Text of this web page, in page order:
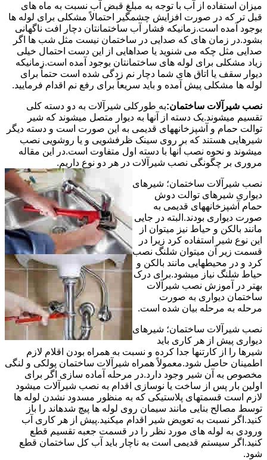
میزان استفاده از آب با توجه به مبلغ قبض آب نسبت به ماه های
قبل تر که در صورت افزایش چشمگیر احتمالاً مشکلی برای لوله ها
بوجود آمده است.زمانیکه فشار آب ساختمانتان دچار افت ناگهانی
بشود.در زمان های که صدایی در ساختمان نیست مثل شب ها اگر
صدایی مثل چکه می شنوید یا صداهایی از این دست احتمال خیلی
زیاد مشکلی برای لوله های ساختمانتان بوجود آمده است.زمانیکه
دیوار سقف یا اتاق های شما دچار نم زدگی شده است حتماً برای
لوله ها مشکلی پیش آمده و باید سریعاً برای رفع نم اقدام فرمایید.
نصب شیرآلات ساختمان:به طورکلی شیرآلات به دو دسته کلی
تقسیم میشوند.یک دسته از آنها به دیوار متصل میشوند که شیر
توالت حمام و آشپزخانههای قدیمی به این صورت است و دسته دیگر
شیرهایی هستند که بر روی سینک ظرفشویی و یا روشویی نصب
میشوند و نحوه نصب آنها با دسته اول متفاوت است.در این مقاله
مروری بر چگونگی نصب شیرآلات در هر دو نوع داریم.
نصب شیرآلات ساختمان؛ شیرهای
دیواری شیرهای توالت دوش
حمام آشپزخانههای قدیمی به
صورت دیواری بودند.البته در جایی
مانند بالکن و حیاط نیز میتوان از
این نوع شیر استفاده کرد زیرا در
قسمت زیر آن میتوان شلنگ نصب
کرد و در محیطهایی مانند بالکن و
حیاط شلنگ نیاز میشود.برای درک
بهتر در آموزش نصب شیرآلات
ساختمان دیواری به صورت
مرحله به مرحله بیان شده است.
نصب شیرآلات ساختمان؛ شیرهای
دیواری پیش از هر کاری باید
شیرها را از کارتنها جدا کرده و نسبت به همراه بودن اقلام لازم
اطمینان حاصل شود.معمولاً همراه شیرآلات ساختمان پولکی و لنگی
مخصوص به آن شیر وجود دارد.در مرحله آماده سازی اگر برای
اولین بار پس از ساخت یا نوسازی اقدام به نصب شیرآلات میشود
لازم است قسمتهای پلاستیکی که به منظور مسدود نشدن لوله ها
توسط مصالح بنایی مانند سیمان روی لوله ها پیچ شدهاند را باز
کنید.اگر نسبت به تعویض شیر اقدام میکنید.پیش از هر کاری آب
ورودی به لوله های مورد نظر را در قسمت جعبه تقسیم قطع
کنید.اگر سیستم قدیمی است به ناچار باید آب کل ساختمان قطع
شود.